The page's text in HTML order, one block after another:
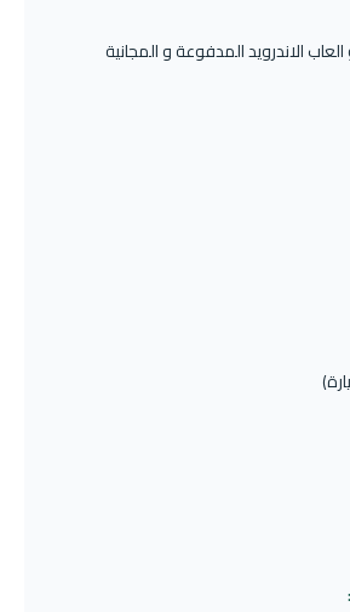
الاندرويد المدفوعة و المجانية